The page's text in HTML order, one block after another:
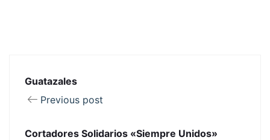
Guatazales
Previous post
Cortadores Solidarios «Siempre Unidos»